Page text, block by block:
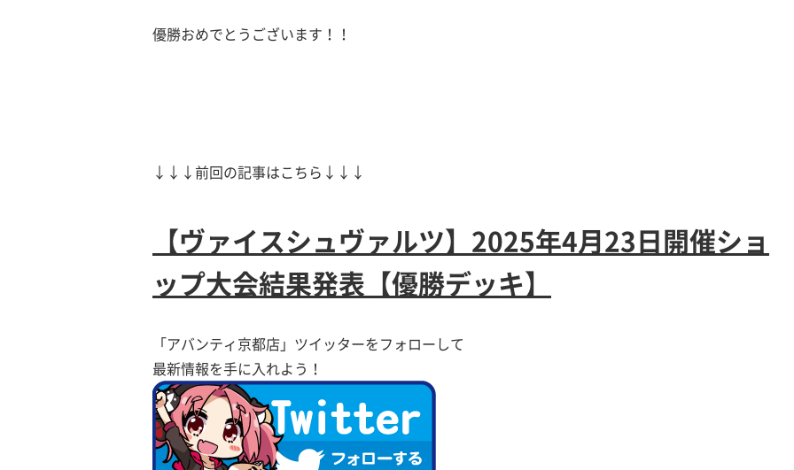
優勝おめでとうございます！！
↓↓↓前回の記事はこちら↓↓↓
【ヴァイスシュヴァルツ】2025年4月23日開催ショ
ップ大会結果発表【優勝デッキ】
「アバンティ京都店」ツイッターをフォローして
最新情報を手に入れよう！